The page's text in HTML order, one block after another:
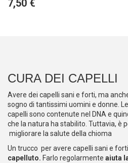
7,50 €
CURA DEI CAPELLI
Avere dei capelli sani e forti, ma
sogno di tantissimi uomini e donne.
capelli sono contenute nel DNA e
che la natura ha stabilito. Tuttavia, è
migliorare la salute della chioma
Un trucco per avere capelli sani e
capelluto. Farlo regolarmente aiuta